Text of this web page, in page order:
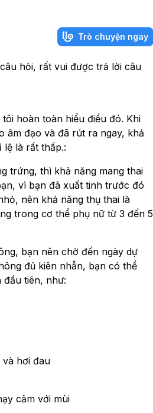
Trò chuyện ngay
hỏi, rất vui được trả lời câu
hoàn toàn hiểu điều đó. Khi
âm đạo và đã rút ra ngay, khả
lệ là rất thấp.:
trứng, thì khả năng mang thai
vì bạn đã xuất tinh trước đó
nên khả năng thụ thai là
trong cơ thể phụ nữ từ 3 đến 5
bạn nên chờ đến ngày dự
đủ kiên nhẫn, bạn có thể
đầu tiên, như:
hơi đau
cảm với mùi